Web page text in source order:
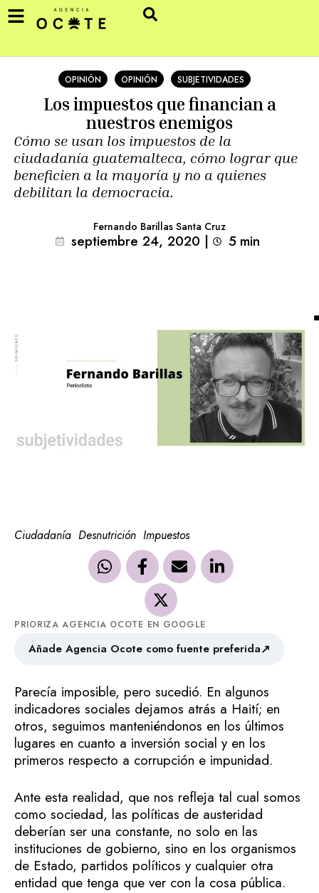
OPINIÓN OPINIÓN SUBJETIVIDADES
Los impuestos que financian a
nuestros enemigos
Cómo se usan los impuestos de la
ciudadanía guatemalteca, cómo lograr que
beneficien a la mayoría y no a quienes
debilitan la democracia.
Fernando Barillas Santa Cruz
septiembre 24, 2020 | 5 min
Ciudadanía Desnutrición Impuestos
PRIORIZA AGENCIA OCOTE EN GOOGLE
Añade Agencia Ocote como fuente preferida↗
Parecía imposible, pero sucedió. En algunos
indicadores sociales dejamos atrás a Haití; en
otros, seguimos manteniéndonos en los últimos
lugares en cuanto a inversión social y en los
primeros respecto a corrupción e impunidad.
Ante esta realidad, que nos refleja tal cual somos
como sociedad, las políticas de austeridad
deberían ser una constante, no solo en las
instituciones de gobierno, sino en los organismos
de Estado, partidos políticos y cualquier otra
entidad que tenga que ver con la cosa pública.